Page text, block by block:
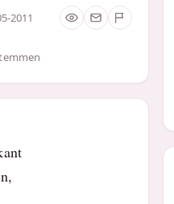
2011